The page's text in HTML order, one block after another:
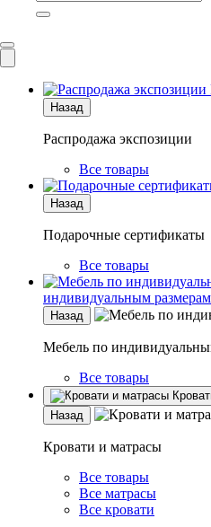
Назад
Распродажа экспозиции
Все товары
Назад
Подарочные сертификаты
Все товары
индивидуальным размерам
Назад
Мебель по
Все товары
Назад
Кровати и матрасы
Все товары
Все матрасы
Все кровати